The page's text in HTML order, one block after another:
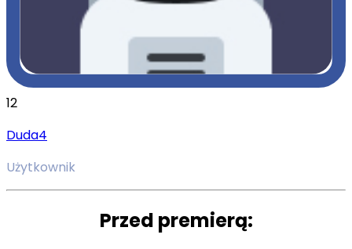
12
Duda4
Użytkownik
Przed premierą: